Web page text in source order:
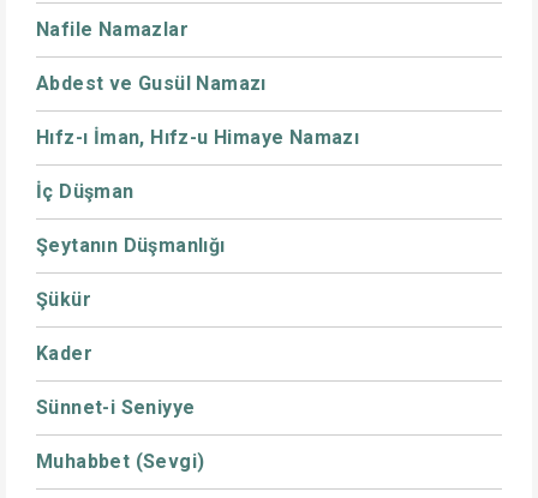
Nafile Namazlar
Abdest ve Gusül Namazı
Hıfz-ı İman, Hıfz-u Himaye Namazı
İç Düşman
Şeytanın Düşmanlığı
Şükür
Kader
Sünnet-i Seniyye
Muhabbet (Sevgi)